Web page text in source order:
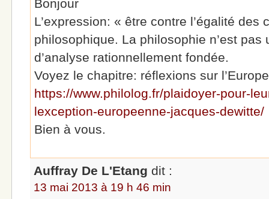
Bonjour
L’expression: « être contre l’égalité des
philosophique. La philosophie n’est pas
d’analyse rationnellement fondée.
Voyez le chapitre: réflexions sur
https://www.philolog.fr/plaidoyer-pour-
lexception-europeenne-jacques-dewitte/
Bien à vous.
Auffray De L'Etang dit :
13 mai 2013 à 19 h 46 min